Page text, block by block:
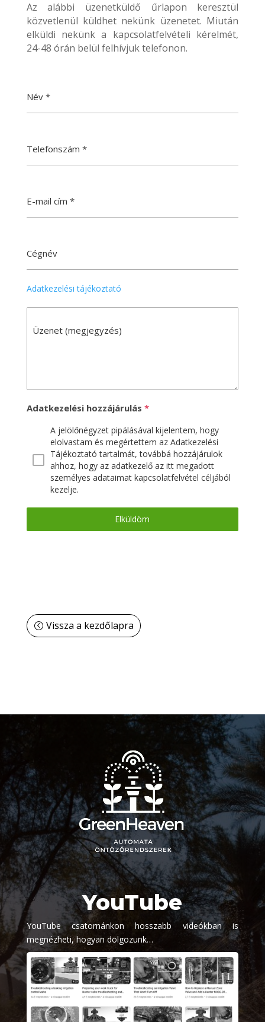
Az alábbi üzenetküldő űrlapon keresztül
közvetlenül küldhet nekünk üzenetet. Miután
elküldi nekünk a kapcsolatfelvételi kérelmét,
24-48 órán belül felhívjuk telefonon.
Név *
Telefonszám *
E-mail cím *
Cégnév
Adatkezelési tájékoztató
Üzenet (megjegyzés)
Adatkezelési hozzájárulás *
A jelölőnégyzet pipálásával kijelentem, hogy
elolvastam és megértettem az Adatkezelési
Tájékoztató tartalmát, továbbá hozzájárulok
ahhoz, hogy az adatkezelő az itt megadott
személyes adataimat kapcsolatfelvétel céljából
kezelje.
Elküldöm
Vissza a kezdőlapra
YouTube
YouTube csatornánkon hosszabb videókban is
megnézheti, hogyan dolgozunk…